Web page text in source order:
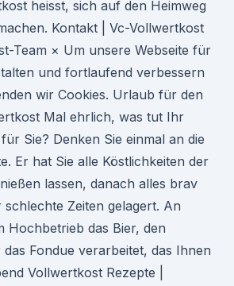
heisst, sich auf den Heimweg
Kontakt | Vc-Vollwertkost
Team × Um unsere Webseite für
und fortlaufend verbessern
wir Cookies. Urlaub für den
Mal ehrlich, was tut Ihr
Sie? Denken Sie einmal an die
Er hat Sie alle Köstlichkeiten der
lassen, danach alles brav
Zeiten gelagert. An
Hochbetrieb das Bier, den
Fondue verarbeitet, das Ihnen
Vollwertkost Rezepte |